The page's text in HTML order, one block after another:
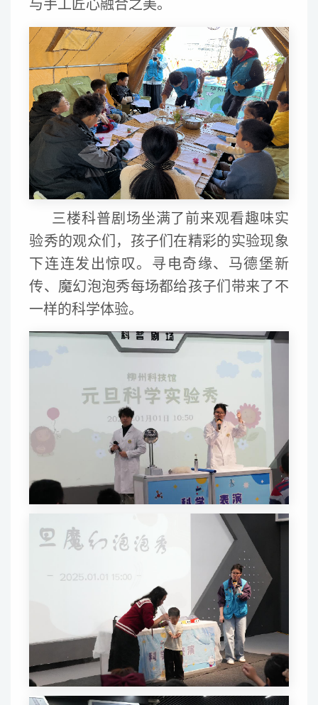
与手工匠心融合之美。
三楼科普剧场坐满了前来观看趣味实
验秀的观众们，孩子们在精彩的实验现象
下连连发出惊叹。寻电奇缘、马德堡新
传、魔幻泡泡秀每场都给孩子们带来了不
一样的科学体验。